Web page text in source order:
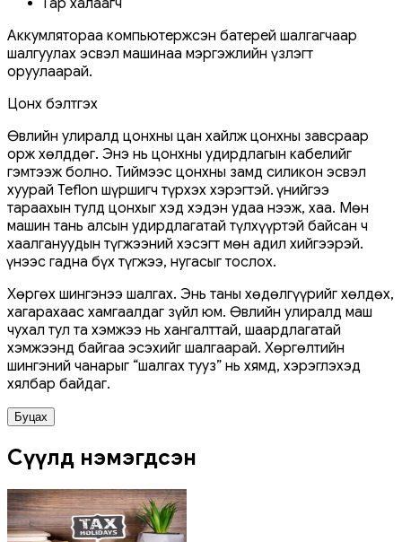
Аккумлятораа компьютержсэн батерей шалгагчаар
шалгуулах эсвэл машинаа мэргэжлийн үзлэгт
оруулаарай.
Цонх бэлтгэх
Өвлийн улиралд цонхны цан хайлж цонхны завсраар
орж хөлддөг. Энэ нь цонхны удирдлагын кабелийг
гэмтээж болно. Тиймээс цонхны замд силикон эсвэл
хуурай Teflon шүршигч түрхэх хэрэгтэй. Үүнийгээ
тараахын тулд цонхыг хэд хэдэн удаа нээж, хаа. Мөн
машин тань алсын удирдлагатай түлхүүртэй байсан ч
хаалгануудын түгжээний хэсэгт мөн адил хийгээрэй.
Үүнээс гадна бүх түгжээ, нугасыг тослох.
Хөргөх шингэнээ шалгах. Энь таны хөдөлгүүрийг хөлдөх,
хагарахаас хамгаалдаг зүйл юм. Өвлийн улиралд маш
чухал тул та хэмжээ нь хангалттай, шаардлагатай
хэмжээнд байгаа эсэхийг шалгаарай. Хөргөлтийн
шингэний чанарыг “шалгах тууз” нь хямд, хэрэглэхэд
хялбар байдаг.
Буцах
Сүүлд нэмэгдсэн